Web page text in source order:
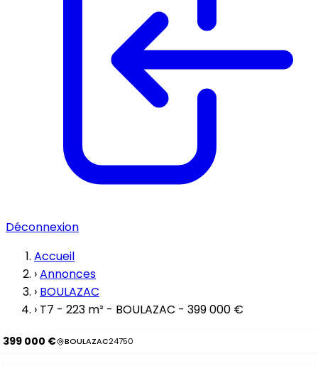
Déconnexion
Accueil
›Annonces
› BOULAZAC
› T7 - 223 m² - BOULAZAC - 399 000 €
399 000 € BOULAZAC24750